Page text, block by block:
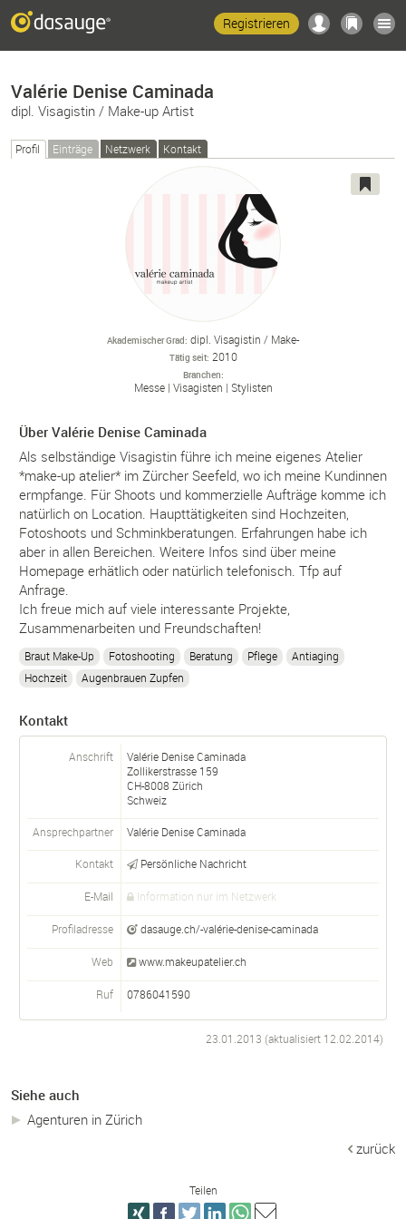
Registrieren
Valérie Denise Caminada
dipl. Visagistin / Make-up Artist
Profil Einträge Netzwerk Kontakt
Akademischer Grad dipl. Visagistin / Make-
Tätig seit 2010
Branchen
Messe Visagisten Stylisten
Über Valérie Denise Caminada
Als selbständige Visagistin führe ich meine eigenes Atelier
*make-up atelier* im Zürcher Seefeld, wo ich meine Kundinnen
ermpfange. Für Shoots und kommerzielle Aufträge komme ich
natürlich on Location. Haupttätigkeiten sind Hochzeiten,
Fotoshoots und Schminkberatungen. Erfahrungen habe ich
aber in allen Bereichen. Weitere Infos sind über meine
Homepage erhätlich oder natürlich telefonisch. Tfp auf
Anfrage.
Ich freue mich auf viele interessante Projekte,
Zusammenarbeiten und Freundschaften!
Braut Make-Up Fotoshooting Beratung Pflege
Antiaging
Hochzeit
Augenbrauen Zupfen
Kontakt
Anschrift
Valérie Denise Caminada
Zollikerstrasse 159
CH-8008 Zürich
Schweiz
Ansprechpartner Valérie DeniseCaminada
Kontakt Persönliche Nachricht
E-Mail Information nur im Netzwerk
Profiladresse dasauge.ch/-valérie-denise-caminada
Web www.makeupatelier.ch
Ruf 0786041590
23.01.2013 (aktualisiert 12.02.2014)
Siehe auch
Agenturen in Zürich
zurück
Teilen